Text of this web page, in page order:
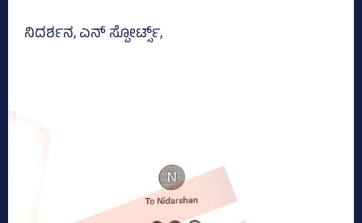
ನಿದರ್ಶನ, ಎನ್‌ ಸ್ಪೋರ್ಟ್ಸ್‌,